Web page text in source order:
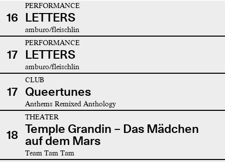
16
PERFORMANCE
LETTERS
amburo/fleischlin
17
PERFORMANCE
LETTERS
amburo/fleischlin
17
CLUB
Queertunes
Anthems Remixed Anthology
18
THEATER
Temple Grandin – Das Mädchen
auf dem Mars
Team Tam Tam